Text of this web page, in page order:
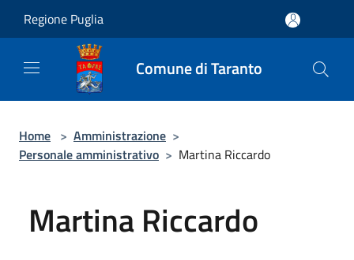
Regione Puglia
Comune di Taranto
Home > Amministrazione >
Personale amministrativo > Martina Riccardo
Martina Riccardo